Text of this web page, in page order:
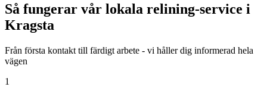
Så fungerar vår lokala relining-service i
Kragsta
Från första kontakt till färdigt arbete - vi håller dig informerad hela
vägen
1